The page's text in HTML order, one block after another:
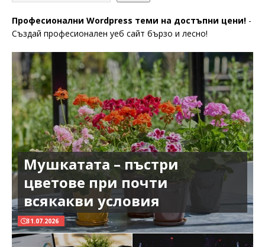
Професионални Wordpress теми на достъпни цени! -
Създай професионален уеб сайт бързо и лесно!
Мушкатата – пъстри
цветове при почти
всякакви условия
31.07.2026